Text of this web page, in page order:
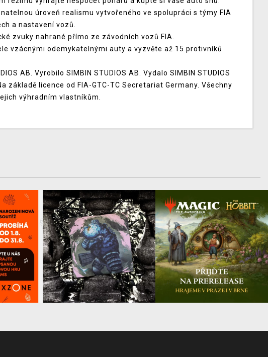
úroveň realismu vytvořeného ve spolupráci s týmy FIA
a nastavení vozů.
zvuky nahrané přímo ze závodních vozů FIA.
vzácnými odemykatelnými auty a vyzvěte až 15 protivníků
AB. Vyrobilo SIMBIN STUDIOS AB. Vydalo SIMBIN STUDIOS
základě licence od FIA-GTC-TC Secretariat Germany. Všechny
výhradním vlastníkům.